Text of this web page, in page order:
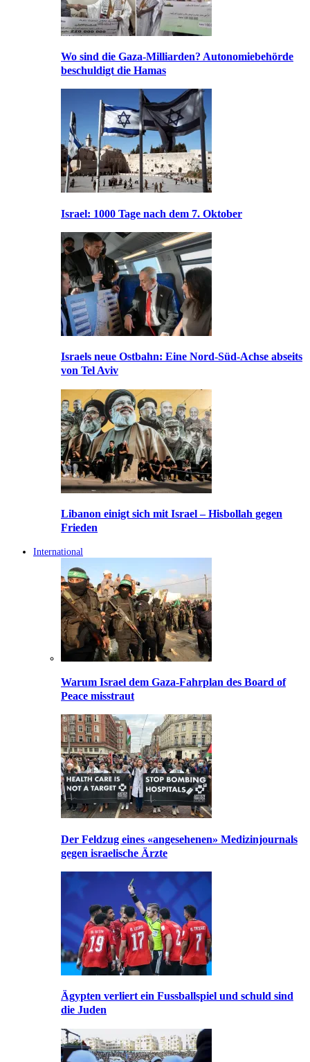
Wo sind die Gaza-Milliarden? Autonomiebehörde
beschuldigt die Hamas
Israel: 1000 Tage nach dem 7. Oktober
Israels neue Ostbahn: Eine Nord-Süd-Achse abseits
von Tel Aviv
Libanon einigt sich mit Israel – Hisbollah gegen
Frieden
International
Warum Israel dem Gaza-Fahrplan des Board of
Peace misstraut
Der Feldzug eines «angesehenen» Medizinjournals
gegen israelische Ärzte
Ägypten verliert ein Fussballspiel und schuld sind
die Juden